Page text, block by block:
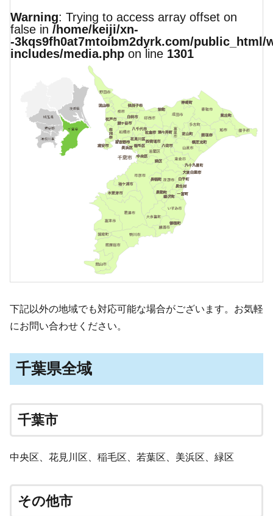
Warning: Trying to access array offset on
false in /home/keiji/xn-
-3kqs9fh0at7mtoibm2dyrk.com/public_html/
includes/media.php on line 1301
下記以外の地域でも対応可能な場合がございます。お気軽
にお問い合わせください。
千葉県全域
千葉市
中央区、花見川区、稲毛区、若葉区、美浜区、緑区
その他市